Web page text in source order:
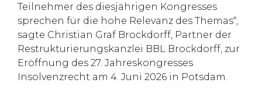
Teilnehmer des diesjährigen Kongresses
sprechen für die hohe Relevanz des Themas“,
sagte Christian Graf Brockdorff, Partner der
Restrukturierungskanzlei BBL Brockdorff, zur
Eröffnung des 27. Jahreskongresses
Insolvenzrecht am 4. Juni 2026 in Potsdam.